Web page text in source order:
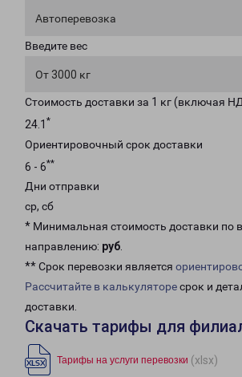
Автоперевозка
Введите вес
От 3000 кг
Стоимость доставки за 1 кг (включая
24.1 *
Ориентировочный срок доставки
6 - 6**
Дни отправки
ср, сб
* Минимальная стоимость доставки по
направлению: руб.
** Срок перевозки является
Рассчитайте в калькуляторесрок и
доставки.
Скачать тарифы для
Тарифы на услуги перевозки (xlsx)